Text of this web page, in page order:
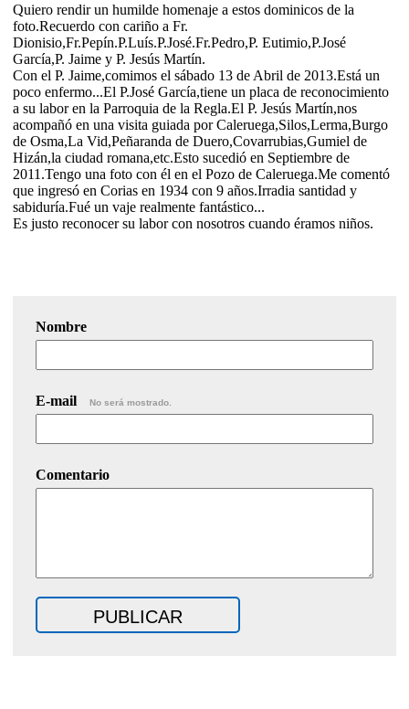
Quiero rendir un humilde homenaje a estos dominicos de la
foto.Recuerdo con cariño a Fr.
Dionisio,Fr.Pepín.P.Luís.P.José.Fr.Pedro,P. Eutimio,P.José
García,P. Jaime y P. Jesús Martín.
Con el P. Jaime,comimos el sábado 13 de Abril de 2013.Está un
poco enfermo...El P.José García,tiene un placa de reconocimiento
a su labor en la Parroquia de la Regla.El P. Jesús Martín,nos
acompañó en una visita guiada por Caleruega,Silos,Lerma,Burgo
de Osma,La Vid,Peñaranda de Duero,Covarrubias,Gumiel de
Hizán,la ciudad romana,etc.Esto sucedió en Septiembre de
2011.Tengo una foto con él en el Pozo de Caleruega.Me comentó
que ingresó en Corias en 1934 con 9 años.Irradia santidad y
sabiduría.Fué un vaje realmente fantástico...
Es justo reconocer su labor con nosotros cuando éramos niños.
Nombre
E-mail No será mostrado.
Comentario